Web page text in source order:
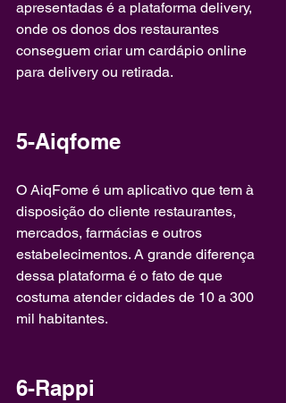
apresentadas é a plataforma delivery,
onde os donos dos restaurantes
conseguem criar um cardápio online
para delivery ou retirada.
5-Aiqfome
O AiqFome é um aplicativo que tem à
disposição do cliente restaurantes,
mercados, farmácias e outros
estabelecimentos. A grande diferença
dessa plataforma é o fato de que
costuma atender cidades de 10 a 300
mil habitantes.
6-Rappi